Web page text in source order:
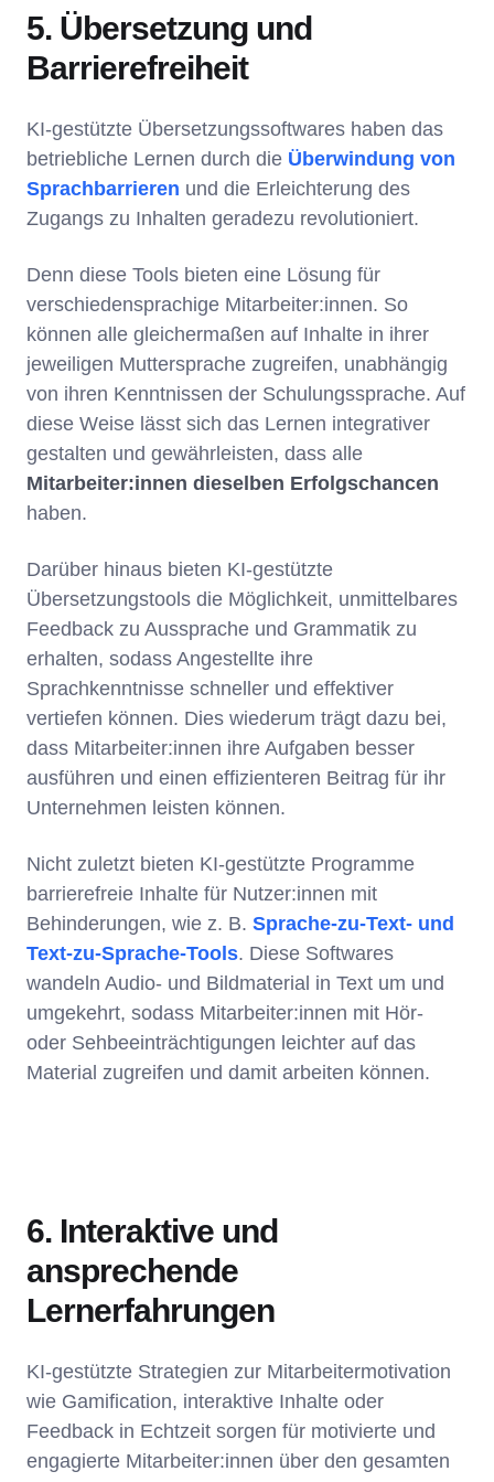
5. Übersetzung und
Barrierefreiheit
KI-gestützte Übersetzungssoftwares haben das
betriebliche Lernen durch die Überwindung von
Sprachbarrieren und die Erleichterung des
Zugangs zu Inhalten geradezu revolutioniert.
Denn diese Tools bieten eine Lösung für
verschiedensprachige Mitarbeiter:innen. So
können alle gleichermaßen auf Inhalte in ihrer
jeweiligen Muttersprache zugreifen, unabhängig
von ihren Kenntnissen der Schulungssprache. Auf
diese Weise lässt sich das Lernen integrativer
gestalten und gewährleisten, dass alle
Mitarbeiter:innen dieselben Erfolgschancen
haben.
Darüber hinaus bieten KI-gestützte
Übersetzungstools die Möglichkeit, unmittelbares
Feedback zu Aussprache und Grammatik zu
erhalten, sodass Angestellte ihre
Sprachkenntnisse schneller und effektiver
vertiefen können. Dies wiederum trägt dazu bei,
dass Mitarbeiter:innen ihre Aufgaben besser
ausführen und einen effizienteren Beitrag für ihr
Unternehmen leisten können.
Nicht zuletzt bieten KI-gestützte Programme
barrierefreie Inhalte für Nutzer:innen mit
Behinderungen, wie z. B. Sprache-zu-Text- und
Text-zu-Sprache-Tools. Diese Softwares
wandeln Audio- und Bildmaterial in Text um und
umgekehrt, sodass Mitarbeiter:innen mit Hör-
oder Sehbeeinträchtigungen leichter auf das
Material zugreifen und damit arbeiten können.
6. Interaktive und
ansprechende
Lernerfahrungen
KI-gestützte Strategien zur Mitarbeitermotivation
wie Gamification, interaktive Inhalte oder
Feedback in Echtzeit sorgen für motivierte und
engagierte Mitarbeiter:innen über den gesamten